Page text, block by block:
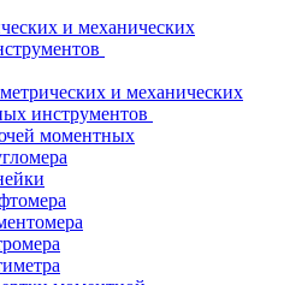
и механических
и механических
инструментов
моментных